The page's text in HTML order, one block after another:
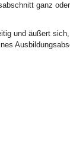
ganz
und äußert